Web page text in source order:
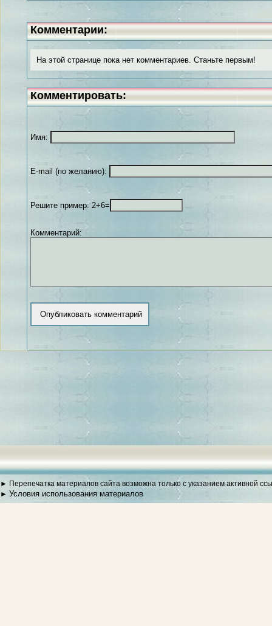
Комментарии:
На этой странице пока нет комментариев. Станьте первым!
Комментировать:
Имя:
E-mail (по желанию):
Решите пример: 2+6=
Комментарий:
► Перепечатка материалов сайта возможна только с указанием активной
► Условия использования материалов